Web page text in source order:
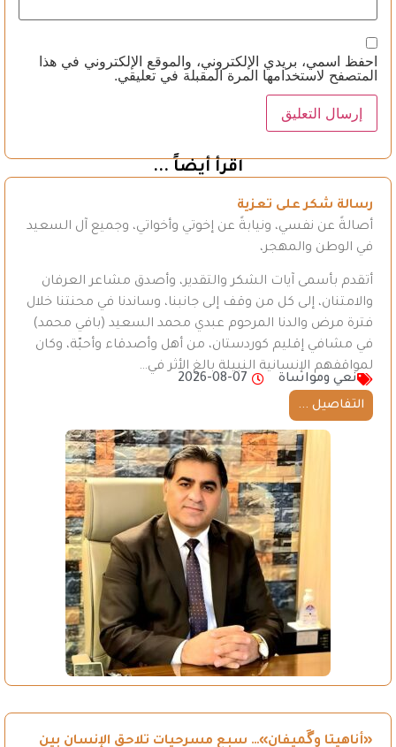
احفظ اسمي، بريدي الإلكتروني، والموقع الإلكتروني في هذا
المتصفح لاستخدامها المرة المقبلة في تعليقي.
اقرأ أيضاً ...
رسالة شكر على تعزية
أصالةً عن نفسي، ونيابةً عن إخوتي وأخواتي، وجميع آل السعيد
في الوطن والمهجر،
أتقدم بأسمى آيات الشكر والتقدير، وأصدق مشاعر العرفان
والامتنان، إلى كل من وقف إلى جانبنا، وساندنا في محنتنا خلال
فترة مرض والدنا المرحوم عبدي محمد السعيد (بافي محمد)
في مشافي إقليم كوردستان، من أهل وأصدقاء وأحبّة، وكان
لمواقفهم الإنسانية النبيلة بالغ الأثر في…
نعي ومواساة
2026-08-07
التفاصيل ...
«أناهيتا وگَميفان»… سبع مسرحيات تلاحق الإنسان بين